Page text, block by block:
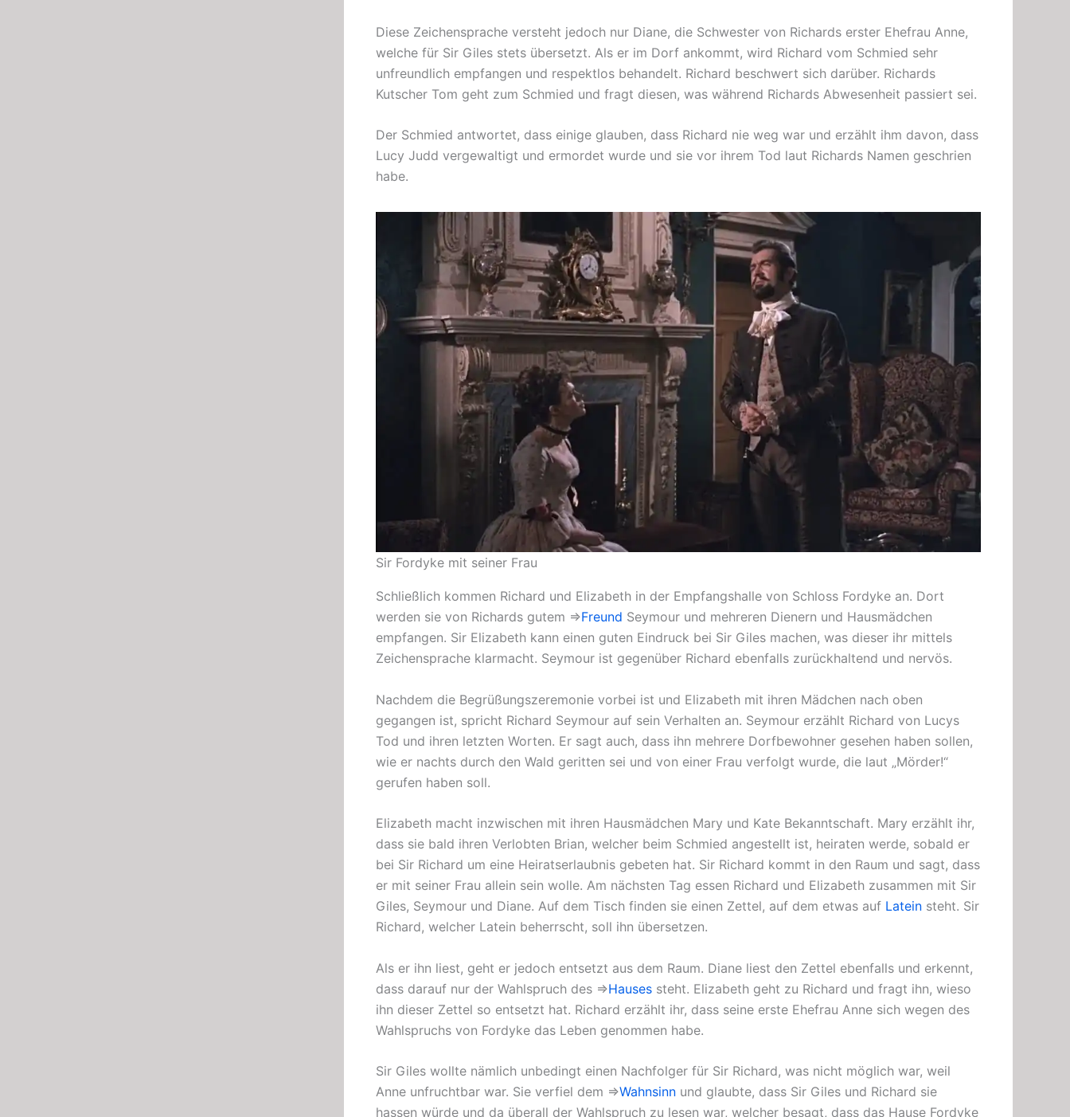
Diese Zeichensprache versteht jedoch nur Diane, die Schwester von Richards erster Ehefrau Anne,
welche für Sir Giles stets übersetzt. Als er im Dorf ankommt, wird Richard vom Schmied sehr
unfreundlich empfangen und respektlos behandelt. Richard beschwert sich darüber. Richards
Kutscher Tom geht zum Schmied und fragt diesen, was während Richards Abwesenheit passiert sei.
Der Schmied antwortet, dass einige glauben, dass Richard nie weg war und erzählt ihm davon, dass
Lucy Judd vergewaltigt und ermordet wurde und sie vor ihrem Tod laut Richards Namen geschrien
habe.
Sir Fordyke mit seiner Frau
Schließlich kommen Richard und Elizabeth in der Empfangshalle von Schloss Fordyke an. Dort
werden sie von Richards gutem ⇒Freund Seymour und mehreren Dienern und Hausmädchen
empfangen. Sir Elizabeth kann einen guten Eindruck bei Sir Giles machen, was dieser ihr mittels
Zeichensprache klarmacht. Seymour ist gegenüber Richard ebenfalls zurückhaltend und nervös.
Nachdem die Begrüßungszeremonie vorbei ist und Elizabeth mit ihren Mädchen nach oben
gegangen ist, spricht Richard Seymour auf sein Verhalten an. Seymour erzählt Richard von Lucys
Tod und ihren letzten Worten. Er sagt auch, dass ihn mehrere Dorfbewohner gesehen haben sollen,
wie er nachts durch den Wald geritten sei und von einer Frau verfolgt wurde, die laut „Mörder!“
gerufen haben soll.
Elizabeth macht inzwischen mit ihren Hausmädchen Mary und Kate Bekanntschaft. Mary erzählt ihr,
dass sie bald ihren Verlobten Brian, welcher beim Schmied angestellt ist, heiraten werde, sobald er
bei Sir Richard um eine Heiratserlaubnis gebeten hat. Sir Richard kommt in den Raum und sagt, dass
er mit seiner Frau allein sein wolle. Am nächsten Tag essen Richard und Elizabeth zusammen mit Sir
Giles, Seymour und Diane. Auf dem Tisch finden sie einen Zettel, auf dem etwas auf Latein steht. Sir
Richard, welcher Latein beherrscht, soll ihn übersetzen.
Als er ihn liest, geht er jedoch entsetzt aus dem Raum. Diane liest den Zettel ebenfalls und erkennt,
dass darauf nur der Wahlspruch des ⇒Hauses steht. Elizabeth geht zu Richard und fragt ihn, wieso
ihn dieser Zettel so entsetzt hat. Richard erzählt ihr, dass seine erste Ehefrau Anne sich wegen des
Wahlspruchs von Fordyke das Leben genommen habe.
Sir Giles wollte nämlich unbedingt einen Nachfolger für Sir Richard, was nicht möglich war, weil
Anne unfruchtbar war. Sie verfiel dem ⇒Wahnsinn und glaubte, dass Sir Giles und Richard sie
hassen würde und da überall der Wahlspruch zu lesen war, welcher besagt, dass das Hause Fordyke